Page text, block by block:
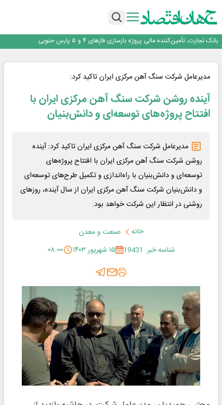
برگزاری آیین نکوداشت فعالان مواکب مرز شلمچه توسط شهرداری منطقه یک
منطقه‌ای
بانک تجارت، تأمین‌کننده مالی پروژه بازسازی فازهای ۴ و ۵ پارس حنوبی
برنده این رقابت داستان‌نویسی، انسان نبود!
برگزاری آیین نکوداشت فعالان مواکب مرز شلمچه توسط شهرداری منطقه یک
منطقه‌ای
مدیرعامل شرکت سنگ آهن مرکزی ایران تاکید کرد:
آینده روشن شرکت سنگ آهن مرکزی ایران با
افتتاح پروژه‌های توسعه‌ای و دانش‌بنیان
مدیرعامل شرکت سنگ آهن مرکزی ایران تاکید کرد: آینده
روشن شرکت سنگ آهن مرکزی ایران با افتتاح پروژه‌های
توسعه‌ای و دانش‌بنیان با راه‌اندازی و تکمیل طرح‌های توسعه‌ای
و دانش‌بنیان شرکت سنگ آهن مرکزی ایران از سال آینده، روز‌های
روشنی در انتظار این شرکت خواهد بود.
خانه
صنعت و معدن
شناسه خبر: 19431
۱۵ شهریور ۱۴۰۳ ۰۸:۰۰